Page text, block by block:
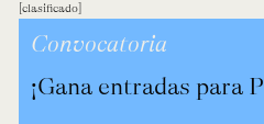
clasificado
¡Gana entradas para
Convocatoria